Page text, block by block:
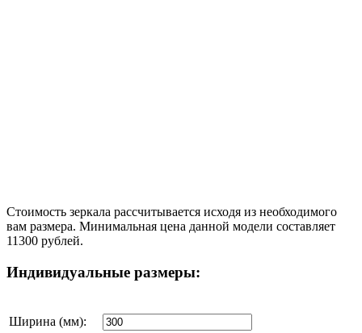
Стоимость зеркала рассчитывается исходя из необходимого
вам размера. Минимальная цена данной модели составляет
11300 рублей.
Индивидуальные размеры:
Ширина (мм):